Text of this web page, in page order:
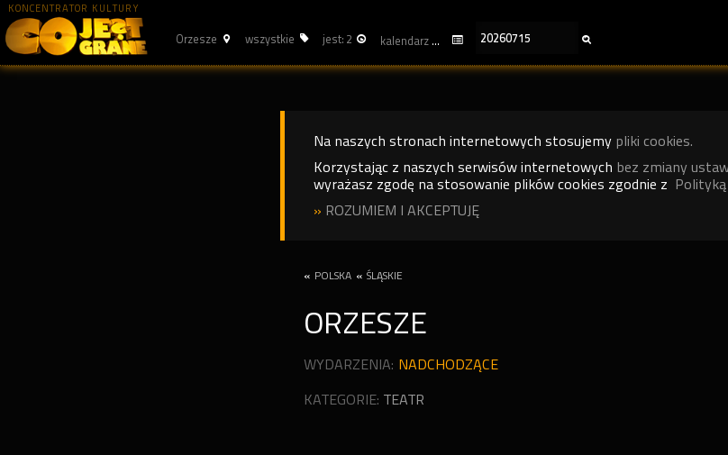
KONCENTRATOR KULTURY
Orzesze wszystkie jest: 2 kalendarz
Na naszych stronach internetowych stosujemy pliki cookies.
Korzystając z naszych serwisów internetowych bez zmiany
wyrażasz zgodę na stosowanie plików cookies zgodnie z
» ROZUMIEM I AKCEPTUJĘ
« POLSKA « ŚLĄSKIE
ORZESZE
WYDARZENIA: NADCHODZĄCE
KATEGORIE: TEATR